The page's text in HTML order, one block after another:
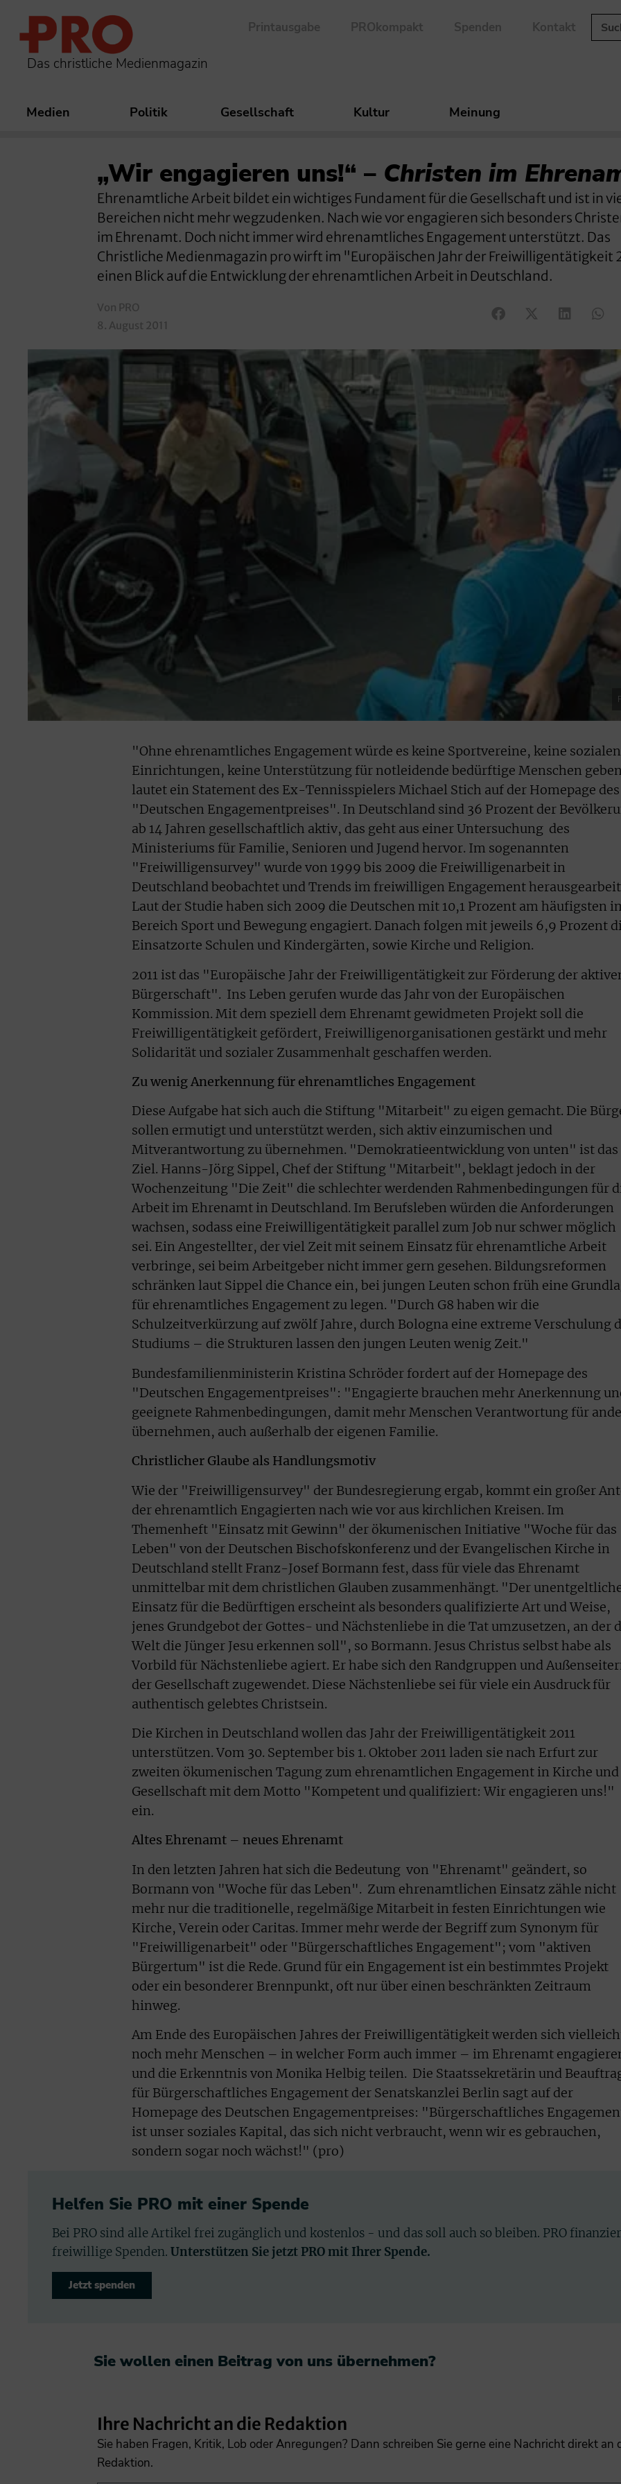
Das christliche Medienmagazin
Printausgabe PROkompakt Spenden Kontakt
Medien Politik Gesellschaft Kultur Meinung
„Wir engagieren uns!“ – Christen im
Ehrenamtliche Arbeit bildet ein wichtiges Fundament für die Gesellschaft und ist in
Bereichen nicht mehr wegzudenken. Nach wie vor engagieren sich besonders
im Ehrenamt. Doch nicht immer wird ehrenamtliches Engagement unterstützt. Das
Christliche Medienmagazin pro wirft im "Europäischen Jahr der Freiwilligentätigkeit
einen Blick auf die Entwicklung der ehrenamtlichen Arbeit in Deutschland.
Von PRO
8. August 2011
"Ohne ehrenamtliches Engagement würde es keine Sportvereine, keine sozialen
Einrichtungen, keine Unterstützung für notleidende bedürftige Menschen
lautet ein Statement des Ex-Tennisspielers Michael Stich auf der Homepage des
"Deutschen Engagementpreises". In Deutschland sind 36 Prozent der
ab 14 Jahren gesellschaftlich aktiv, das geht aus einer Untersuchung des
Ministeriums für Familie, Senioren und Jugend hervor. Im sogenannten
"Freiwilligensurvey" wurde von 1999 bis 2009 die Freiwilligenarbeit in
Deutschland beobachtet und Trends im freiwilligen Engagement
Laut der Studie haben sich 2009 die Deutschen mit 10,1 Prozent am häufigsten
Bereich Sport und Bewegung engagiert. Danach folgen mit jeweils 6,9 Prozent
Einsatzorte Schulen und Kindergärten, sowie Kirche und Religion.
2011 ist das "Europäische Jahr der Freiwilligentätigkeit zur Förderung der
Bürgerschaft". Ins Leben gerufen wurde das Jahr von der Europäischen
Kommission. Mit dem speziell dem Ehrenamt gewidmeten Projekt soll die
Freiwilligentätigkeit gefördert, Freiwilligenorganisationen gestärkt und mehr
Solidarität und sozialer Zusammenhalt geschaffen werden.
Zu wenig Anerkennung für ehrenamtliches Engagement
Diese Aufgabe hat sich auch die Stiftung "Mitarbeit" zu eigen gemacht. Die
sollen ermutigt und unterstützt werden, sich aktiv einzumischen und
Mitverantwortung zu übernehmen. "Demokratieentwicklung von unten" ist das
Ziel. Hanns-Jörg Sippel, Chef der Stiftung "Mitarbeit", beklagt jedoch in der
Wochenzeitung "Die Zeit" die schlechter werdenden Rahmenbedingungen für
Arbeit im Ehrenamt in Deutschland. Im Berufsleben würden die Anforderungen
wachsen, sodass eine Freiwilligentätigkeit parallel zum Job nur schwer möglich
sei. Ein Angestellter, der viel Zeit mit seinem Einsatz für ehrenamtliche Arbeit
verbringe, sei beim Arbeitgeber nicht immer gern gesehen. Bildungsreformen
schränken laut Sippel die Chance ein, bei jungen Leuten schon früh eine
für ehrenamtliches Engagement zu legen. "Durch G8 haben wir die
Schulzeitverkürzung auf zwölf Jahre, durch Bologna eine extreme Verschulung
Studiums – die Strukturen lassen den jungen Leuten wenig Zeit."
Bundesfamilienministerin Kristina Schröder fordert auf der Homepage des
"Deutschen Engagementpreises": "Engagierte brauchen mehr Anerkennung
geeignete Rahmenbedingungen, damit mehr Menschen Verantwortung für
übernehmen, auch außerhalb der eigenen Familie.
Christlicher Glaube als Handlungsmotiv
Wie der "Freiwilligensurvey" der Bundesregierung ergab, kommt ein großer
der ehrenamtlich Engagierten nach wie vor aus kirchlichen Kreisen. Im
Themenheft "Einsatz mit Gewinn" der ökumenischen Initiative "Woche für das
Leben" von der Deutschen Bischofskonferenz und der Evangelischen Kirche in
Deutschland stellt Franz-Josef Bormann fest, dass für viele das Ehrenamt
unmittelbar mit dem christlichen Glauben zusammenhängt. "Der
Einsatz für die Bedürftigen erscheint als besonders qualifizierte Art und Weise,
jenes Grundgebot der Gottes- und Nächstenliebe in die Tat umzusetzen, an der
Welt die Jünger Jesu erkennen soll", so Bormann. Jesus Christus selbst habe als
Vorbild für Nächstenliebe agiert. Er habe sich den Randgruppen und
der Gesellschaft zugewendet. Diese Nächstenliebe sei für viele ein Ausdruck für
authentisch gelebtes Christsein.
Die Kirchen in Deutschland wollen das Jahr der Freiwilligentätigkeit 2011
unterstützen. Vom 30. September bis 1. Oktober 2011 laden sie nach Erfurt zur
zweiten ökumenischen Tagung zum ehrenamtlichen Engagement in Kirche und
Gesellschaft mit dem Motto "Kompetent und qualifiziert: Wir engagieren uns!"
ein.
Altes Ehrenamt – neues Ehrenamt
In den letzten Jahren hat sich die Bedeutung von "Ehrenamt" geändert, so
Bormann von "Woche für das Leben". Zum ehrenamtlichen Einsatz zähle nicht
mehr nur die traditionelle, regelmäßige Mitarbeit in festen Einrichtungen wie
Kirche, Verein oder Caritas. Immer mehr werde der Begriff zum Synonym für
"Freiwilligenarbeit" oder "Bürgerschaftliches Engagement"; vom "aktiven
Bürgertum" ist die Rede. Grund für ein Engagement ist ein bestimmtes Projekt
oder ein besonderer Brennpunkt, oft nur über einen beschränkten Zeitraum
hinweg.
Am Ende des Europäischen Jahres der Freiwilligentätigkeit werden sich
noch mehr Menschen – in welcher Form auch immer – im Ehrenamt
und die Erkenntnis von Monika Helbig teilen. Die Staatssekretärin und
für Bürgerschaftliches Engagement der Senatskanzlei Berlin sagt auf der
Homepage des Deutschen Engagementpreises: "Bürgerschaftliches
ist unser soziales Kapital, das sich nicht verbraucht, wenn wir es gebrauchen,
sondern sogar noch wächst!" (pro)
Helfen Sie PRO mit einer Spende
Bei PRO sind alle Artikel frei zugänglich und kostenlos - und das soll auch so bleiben. PRO
freiwillige Spenden. Unterstützen Sie jetzt PRO mit Ihrer Spende.
Jetzt spenden
Sie wollen einen Beitrag von uns übernehmen?​
Ihre Nachricht an die Redaktion
Sie haben Fragen, Kritik, Lob oder Anregungen? Dann schreiben Sie gerne eine Nachricht direkt an
Redaktion.